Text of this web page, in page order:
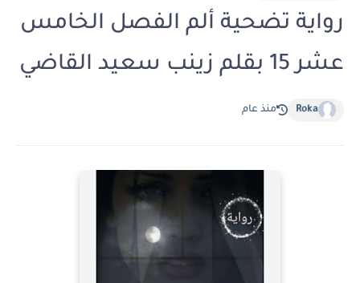
رواية تضحية ألم الفصل الخامس
عشر 15 بقلم زينب سعيد القاضي
Roka منذ عام